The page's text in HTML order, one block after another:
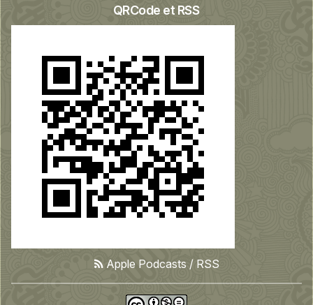
QRCode et RSS
Apple Podcasts / RSS